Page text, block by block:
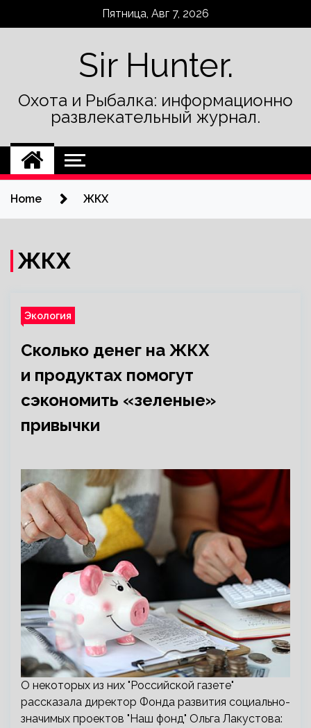
Пятница, Авг 7, 2026
Sir Hunter.
Охота и Рыбалка: информационно
развлекательный журнал.
Home ЖКХ
ЖКХ
Экология
Сколько денег на ЖКХ
и продуктах помогут
сэкономить «зеленые»
привычки
О некоторых из них "Российской газете"
рассказала директор Фонда развития социально-
значимых проектов "Наш фонд" Ольга Лакустова: